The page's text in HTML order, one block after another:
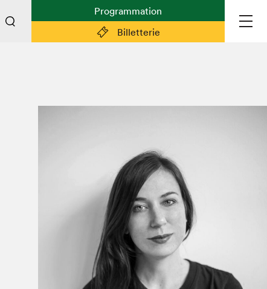
Billetterie
Programmation
Billetterie: achetez vos billets!
FAQ visiteur·euse·s
Espace professionnel·le·s
Espace enseignant·e·s
Espace médias
Devenir bénévole
Espace exposant·e·s
Le Salon dans la ville, espace
organisateur⋅rice